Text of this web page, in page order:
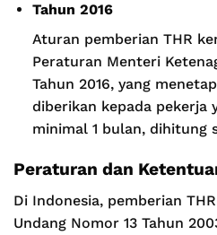
Tahun 2016
Aturan pemberian THR
Peraturan Menteri
Tahun 2016, yang
diberikan kepada pekerja
minimal 1 bulan, dihitung
Peraturan dan
Di Indonesia, pemberian
Undang Nomor 13 Tahun